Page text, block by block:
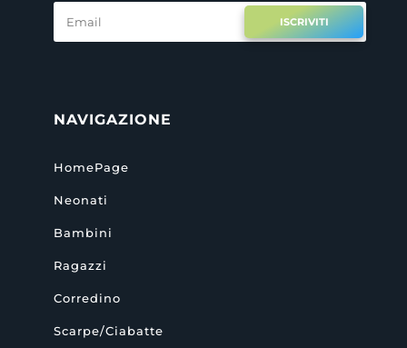
ISCRIVITI
NAVIGAZIONE
HomePage
Neonati
Bambini
Ragazzi
Corredino
Scarpe/Ciabatte